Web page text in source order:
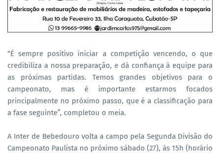
“É sempre positivo iniciar a competição vencendo, o que
credibiliza a nossa preparação, e dá confiança à equipe para
as próximas partidas. Temos grandes objetivos para o
campeonato, mas é importante estarmos focados
principalmente no próximo passo, que é a classificação para
a fase seguinte”, completou o meia.
A Inter de Bebedouro volta a campo pela Segunda Divisão do
Campeonato Paulista no próximo sábado (27), às 15h (horário